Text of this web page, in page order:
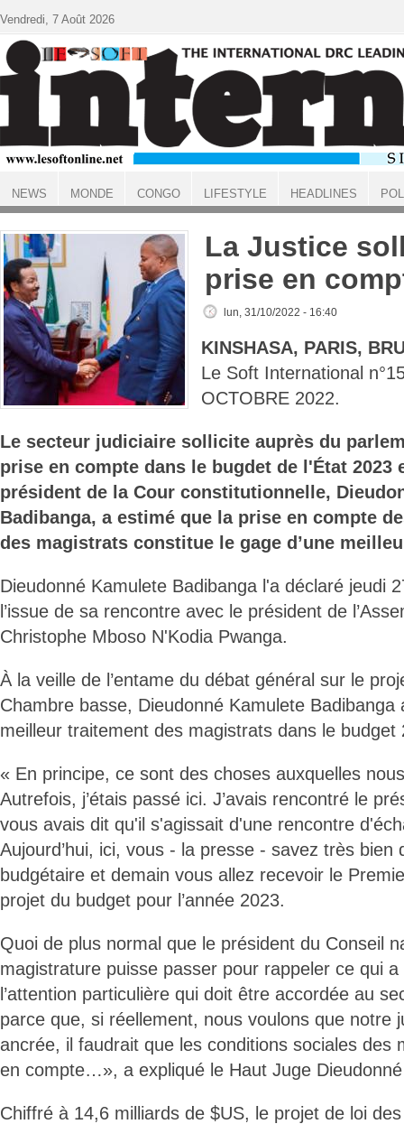
ACCUEIL
La Justice
prise en
lun, 31/10/2022 - 16:40
KINSHASA, PARIS,
Le Soft International
OCTOBRE 2022.
Le secteur judiciaire sollicite auprès du
prise en compte dans le bugdet de l'État 2023
président de la Cour constitutionnelle,
Badibanga, a estimé que la prise en compte
des magistrats constitue le gage d’une
Dieudonné Kamulete Badibanga l'a déclaré jeudi
l’issue de sa rencontre avec le président de
Christophe Mboso N'Kodia Pwanga.
À la veille de l’entame du débat général sur le
Chambre basse, Dieudonné Kamulete Badibanga
meilleur traitement des magistrats dans le budget
« En principe, ce sont des choses auxquelles
Autrefois, j’étais passé ici. J’avais rencontré le
vous avais dit qu'il s'agissait d'une rencontre
Aujourd’hui, ici, vous - la presse - savez très bien
budgétaire et demain vous allez recevoir le
projet du budget pour l’année 2023.
Quoi de plus normal que le président du Conseil
magistrature puisse passer pour rappeler ce qui
l’attention particulière qui doit être accordée au
parce que, si réellement, nous voulons que notre
ancrée, il faudrait que les conditions sociales des
en compte…», a expliqué le Haut Juge
Chiffré à 14,6 milliards de $US, le projet de loi
Vendredi, 7 Août 2026
NEWS MONDE CONGO LIFESTYLE HEADLINES